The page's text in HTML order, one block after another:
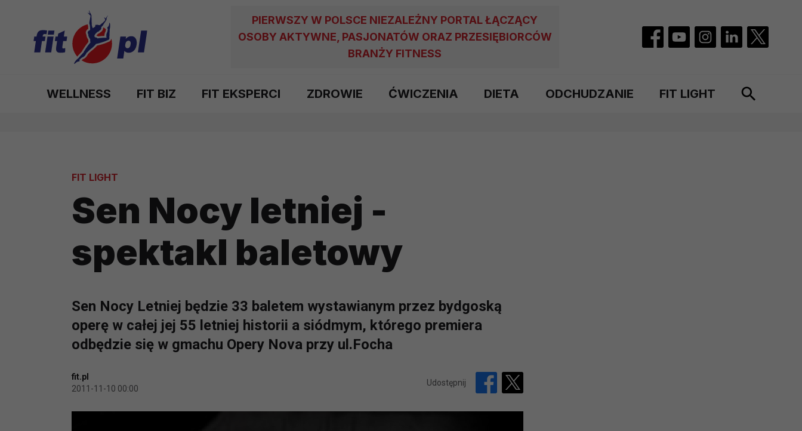
PIERWSZY W POLSCE NIEZALEŻNY PORTAL ŁĄCZĄCY
OSOBY AKTYWNE, PASJONATÓW ORAZ PRZESIĘBIORCÓW
BRANŻY FITNESS
WELLNESS FIT BIZ FIT EKSPERCI ZDROWIE ĆWICZENIA DIETA ODCHUDZANIE FIT LIGHT
FIT LIGHT
Sen Nocy letniej -
spektakl baletowy
Sen Nocy Letniej będzie 33 baletem wystawianym przez bydgoską
operę w całej jej 55 letniej historii a siódmym, którego premiera
odbędzie się w gmachu Opery Nova przy ul.Focha
fit.pl
2011-11-10 00:00
Udostępnij